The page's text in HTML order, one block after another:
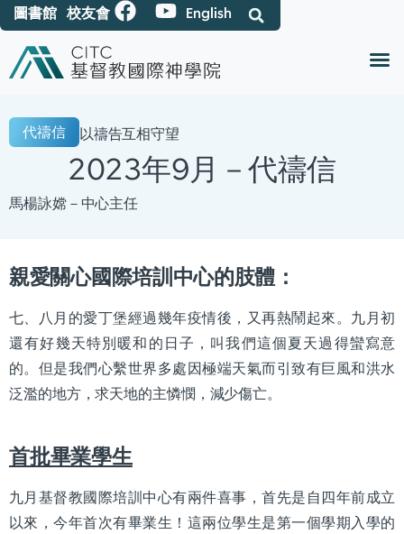
圖書館 校友會 English
代禱信 以禱告互相守望
2023年9月－代禱信
馬楊詠嫦－中心主任
親愛關心國際培訓中心的肢體：
七、八月的愛丁堡經過幾年疫情後，又再熱鬧起來。九月初
還有好幾天特別暖和的日子，叫我們這個夏天過得蠻寫意
的。但是我們心繫世界多處因極端天氣而引致有巨風和洪水
泛濫的地方，求天地的主憐憫，減少傷亡。
首批畢業學生
九月基督教國際培訓中心有兩件喜事，首先是自四年前成立
以來，今年首次有畢業生！這兩位學生是第一個學期入學的